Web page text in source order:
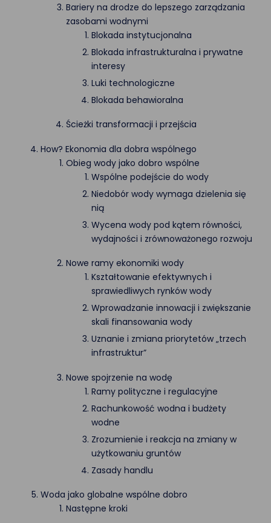
Bariery na drodze do lepszego zarządzania
zasobami wodnymi
Blokada instytucjonalna
Blokada infrastrukturalna i prywatne
interesy
Luki technologiczne
Blokada behawioralna
Ścieżki transformacji i przejścia
How? Ekonomia dla dobra wspólnego
Obieg wody jako dobro wspólne
Wspólne podejście do wody
Niedobór wody wymaga dzielenia się
nią
Wycena wody pod kątem równości,
wydajności i zrównoważonego rozwoju
Nowe ramy ekonomiki wody
Kształtowanie efektywnych i
sprawiedliwych rynków wody
Wprowadzanie innowacji i zwiększanie
skali finansowania wody
Uznanie i zmiana priorytetów „trzech
infrastruktur”
Nowe spojrzenie na wodę
Ramy polityczne i regulacyjne
Rachunkowość wodna i budżety
wodne
Zrozumienie i reakcja na zmiany w
użytkowaniu gruntów
Zasady handlu
Woda jako globalne wspólne dobro
Następne kroki